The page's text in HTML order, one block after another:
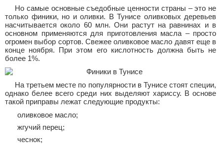
Но самые основные съедобные ценности страны – это не
только финики, но и оливки. В Тунисе оливковых деревьев
насчитывается около 60 млн. Они растут на равнинах и в
основном применяются для приготовления масла – просто
огромен выбор сортов. Свежее оливковое масло давят еще в
конце ноября. При этом его кислотность должна быть не
более 1%.
На третьем месте по популярности в Тунисе стоят специи,
однако белее всего среди них выделяют хариссу. В основе
такой приправы лежат следующие продукты:
оливковое масло;
жгучий перец;
чеснок;